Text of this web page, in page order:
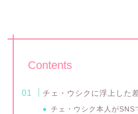
Contents
チェ・ウシクに浮上した
チェ・ウシク本人がSNS